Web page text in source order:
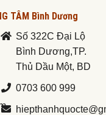
TÂM Bình Dương
Số 322C Đại Lộ
Bình Dương,TP.
Thủ Dầu Một, BD
0703 600 999